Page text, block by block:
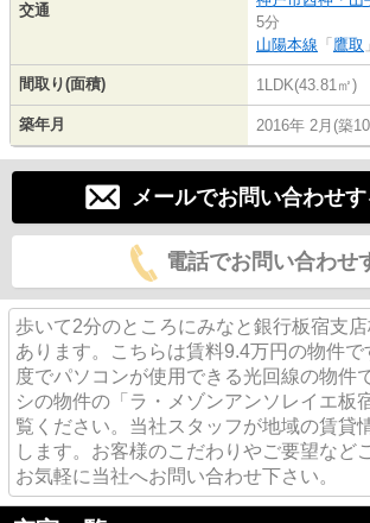
交通
5分
山陽本線 「 鷹取
間取り(面積) 1LDK(43.81㎡)
築年月 2016年 2月(築
メールでお問い合わせ
電話でお問い合わせ
歩いて2分のところにみなと銀行板宿支
あります。こちらは賃料9.4万円の物件
度でパソコンが使用できる光回線の物件
シの物件の「ラ・メゾンアンソレイエ板
覧ください。当社スタッフが地域の賃貸
します。お客様のこだわりやご要望など
お気軽に当社へお問い合わせ下さい。